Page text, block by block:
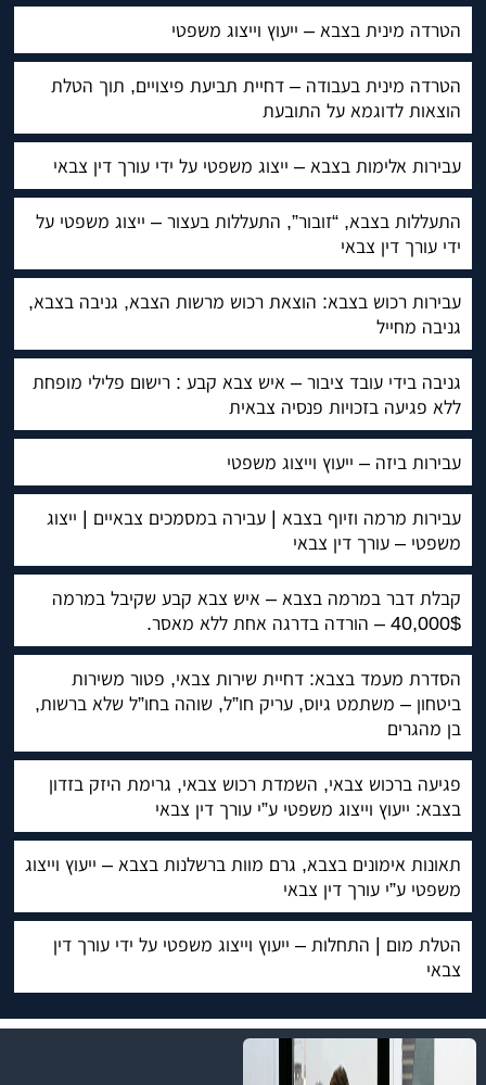
הטרדה מינית בצבא – ייעוץ וייצוג משפטי
הטרדה מינית בעבודה – דחיית תביעת פיצויים, תוך הטלת
הוצאות לדוגמא על התובעת
עבירות אלימות בצבא – ייצוג משפטי על ידי עורך דין צבאי
התעללות בצבא, “זובור”, התעללות בעצור – ייצוג משפטי על
ידי עורך דין צבאי
עבירות רכוש בצבא: הוצאת רכוש מרשות הצבא, גניבה בצבא,
גניבה מחייל
גניבה בידי עובד ציבור – איש צבא קבע : רישום פלילי מופחת
ללא פגיעה בזכויות פנסיה צבאית
עבירות ביזה – ייעוץ וייצוג משפטי
עבירות מרמה וזיוף בצבא | עבירה במסמכים צבאיים | ייצוג
משפטי – עורך דין צבאי
קבלת דבר במרמה בצבא – איש צבא קבע שקיבל במרמה
40,000$ – הורדה בדרגה אחת ללא מאסר.
הסדרת מעמד בצבא: דחיית שירות צבאי, פטור משירות
ביטחון – משתמט גיוס, עריק חו”ל, שוהה בחו”ל שלא ברשות,
בן מהגרים
פגיעה ברכוש צבאי, השמדת רכוש צבאי, גרימת היזק בזדון
בצבא: ייעוץ וייצוג משפטי ע”י עורך דין צבאי
תאונות אימונים בצבא, גרם מוות ברשלנות בצבא – ייעוץ וייצוג
משפטי ע”י עורך דין צבאי
הטלת מום | התחלות – ייעוץ וייצוג משפטי על ידי עורך דין
צבאי